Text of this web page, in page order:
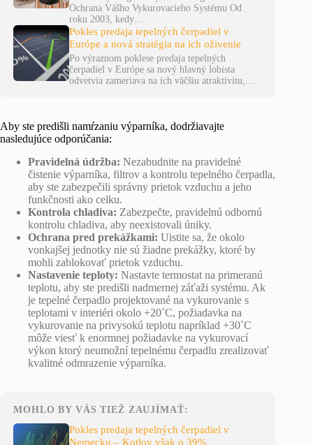
Ochrana Vášho Vykurovacieho Systému Od
roku 2003, kedy…
Pokles predaja tepelných čerpadiel v
Európe a nová stratégia na ich oživenie
Po výraznom poklese predaja tepelných
čerpadiel v Európe sa nový hlavný lobista
odvetvia zameriava na ich väčšiu atraktivitu,…
Aby ste predišli namŕzaniu výparníka, dodržiavajte
nasledujúce odporúčania:
Pravidelná údržba: Nezabudnite na pravidelné
čistenie výparníka, filtrov a kontrolu tepelného čerpadla,
aby ste zabezpečili správny prietok vzduchu a jeho
funkčnosti ako celku.
Kontrola chladiva: Zabezpečte, pravidelnú odbornú
kontrolu chladiva, aby neexistovali úniky.
Ochrana pred prekážkami: Uistite sa, že okolo
vonkajšej jednotky nie sú žiadne prekážky, ktoré by
mohli zablokovať prietok vzduchu.
Nastavenie teploty: Nastavte termostat na primeranú
teplotu, aby ste predišli nadmernej záťaži systému. Ak
je tepelné čerpadlo projektované na vykurovanie s
teplotami v interiéri okolo +20˚C, požiadavka na
vykurovanie na privysokú teplotu napríklad +30˚C
môže viesť k enormnej požiadavke na vykurovací
výkon ktorý neumožní tepelnému čerpadlu zrealizovať
kvalitné odmrazenie výparníka.
MOHLO BY VÁS TIEŽ ZAUJÍMAŤ:
Pokles predaja tepelných čerpadiel v
Nemecku – Kotlov však o 39%